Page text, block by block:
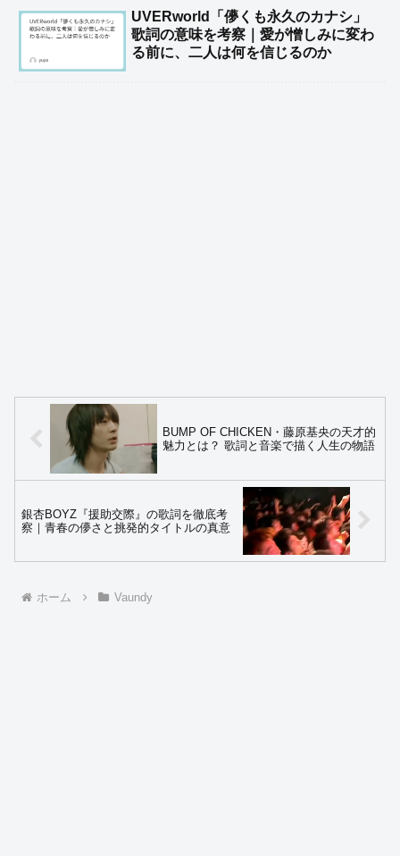
UVERworld「儚くも永久のカナシ」
歌詞の意味を考察｜愛が憎しみに変わ
る前に、二人は何を信じるのか
BUMP OF CHICKEN・藤原基央の天才的
魅力とは？ 歌詞と音楽で描く人生の物語
銀杏BOYZ『援助交際』の歌詞を徹底考
察｜青春の儚さと挑発的タイトルの真意
ホーム Vaundy